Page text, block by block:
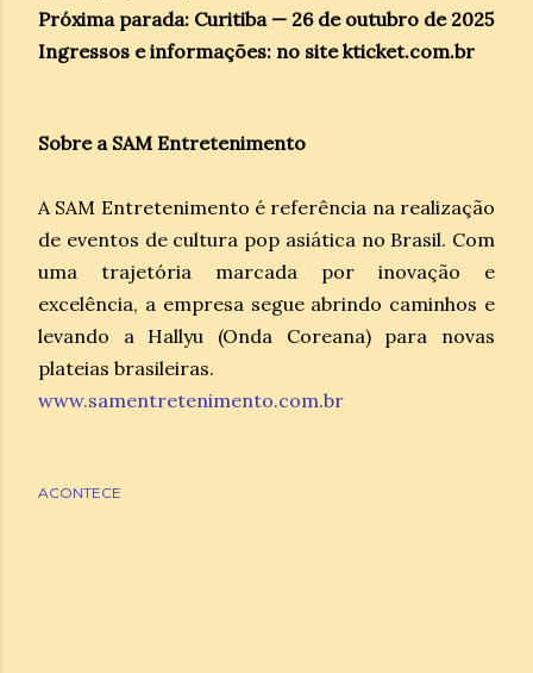
Próxima parada: Curitiba — 26 de outubro de 2025
Ingressos e informações: no site kticket.com.br
Sobre a SAM Entretenimento
A SAM Entretenimento é referência na realização
de eventos de cultura pop asiática no Brasil. Com
uma trajetória marcada por inovação e
excelência, a empresa segue abrindo caminhos e
levando a Hallyu (Onda Coreana) para novas
plateias brasileiras.
www.samentretenimento.com.br
ACONTECE